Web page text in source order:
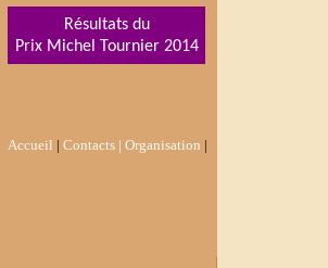
Accueil | Contacts | Organisation |
Résultats du
Prix Michel Tournier 2014